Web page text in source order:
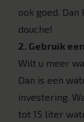
ook goed.
douche!
2. Gebruik
Wilt u meer
Dan is een
investering.
tot 15 liter